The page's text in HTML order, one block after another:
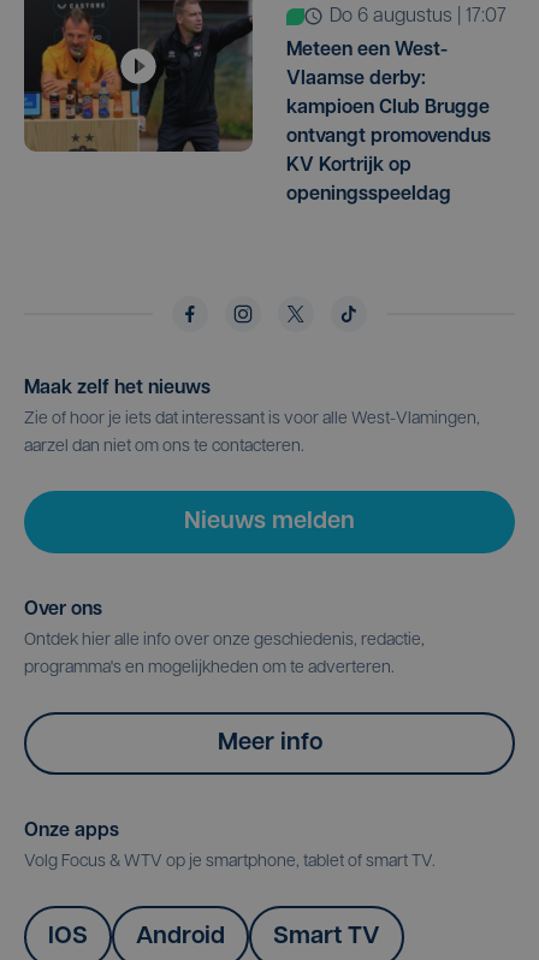
do 6 augustus | 17:07
Meteen een West-
Vlaamse derby:
kampioen Club Brugge
ontvangt promovendus
KV Kortrijk op
openingsspeeldag
Maak zelf het nieuws
Zie of hoor je iets dat interessant is voor alle West-Vlamingen,
aarzel dan niet om ons te contacteren.
Nieuws melden
Over ons
Ontdek hier alle info over onze geschiedenis, redactie,
programma's en mogelijkheden om te adverteren.
Meer info
Onze apps
Volg Focus & WTV op je smartphone, tablet of smart TV.
IOS Android Smart TV